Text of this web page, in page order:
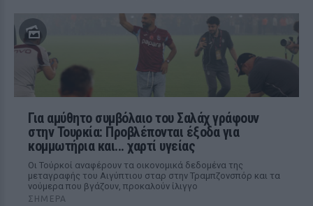
Για αμύθητο συμβόλαιο του Σαλάχ γράφουν
στην Τουρκία: Προβλέπονται έξοδα για
κομμωτήρια και... χαρτί υγείας
Οι Τούρκοί αναφέρουν τα οικονομικά δεδομένα της
μεταγραφής του Αιγύπτιου σταρ στην Τραμπζονσπόρ και τα
νούμερα που βγάζουν, προκαλούν ίλιγγο
ΣΉΜΕΡΑ